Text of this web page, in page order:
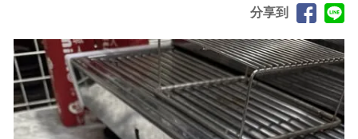
分享到